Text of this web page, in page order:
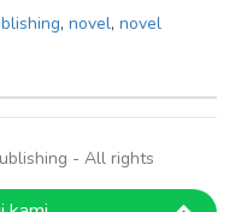
, novel, novel
- All rights